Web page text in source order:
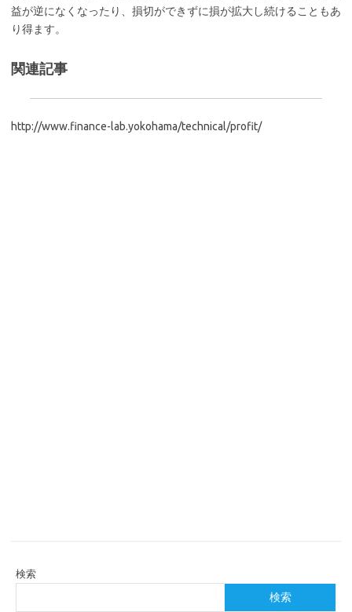
益が逆になくなったり、損切ができずに損が拡大し続けることもあ
り得ます。
関連記事
http://www.finance-lab.yokohama/technical/profit/
検索
検索